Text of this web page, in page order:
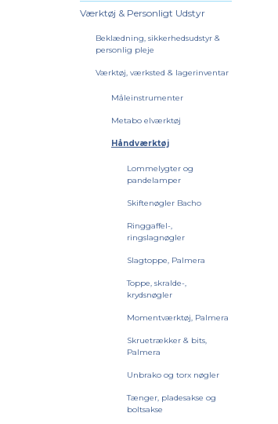
Værktøj & Personligt Udstyr
Beklædning, sikkerhedsudstyr &
personlig pleje
Værktøj, værksted & lagerinventar
Måleinstrumenter
Metabo elværktøj
Håndværktøj
Lommelygter og
pandelamper
Skiftenøgler Bacho
Ringgaffel-,
ringslagnøgler
Slagtoppe, Palmera
Toppe, skralde-,
krydsnøgler
Momentværktøj, Palmera
Skruetrækker & bits,
Palmera
Unbrako og torx nøgler
Tænger, pladesakse og
boltsakse